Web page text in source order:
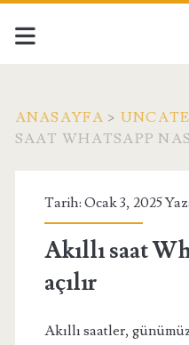
ANASAYFA >
SAAT WHATSAPP
Tarih: Ocak 3, 2025
Akıllı saat
açılır
Akıllı saatler,